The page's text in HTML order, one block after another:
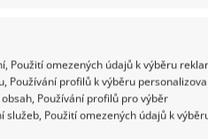
Použití omezených údajů k výběru
Používání profilů k výběru
Používání profilů pro výběr
služeb, Použití omezených údajů k